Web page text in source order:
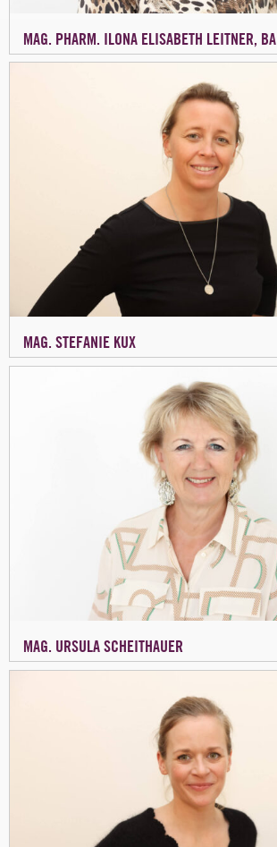
MAG. PHARM. ILONA ELISABETH LEITNER, BA
MAG. STEFANIE KUX
MAG. URSULA SCHEITHAUER